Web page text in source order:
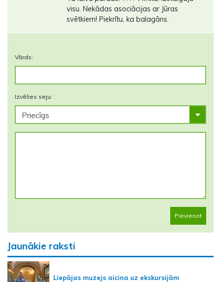
visu. Nekādas asociācijas ar Jūras
svētkiem! Piekrītu, ka balagāns.
Vārds:
Izvēlies seju:
Pievienot
Jaunākie raksti
Liepājas muzejs aicina uz ekskursijām